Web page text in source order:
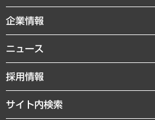
共生・ダイバーシティ
GRC（ガバナンス・リスク・コンプライアン
経済・産業・雇用・労働
レポート
コラム
経営用語集
受託・受注実績（官公庁関連）
メディア掲載・出演
セミナー・イベント情報
MUFGビジネスセミナー
受託案件情報
企業情報
私たちの想い
社長メッセージ
会社概要
ニュース
ニュースリリース
お知らせ
採用情報
サイト内検索